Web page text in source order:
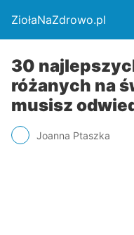
ZiołaNaZdrowo.pl
30
różanych na
musisz
Joanna Ptaszka